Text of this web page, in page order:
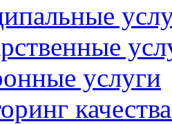
услуги